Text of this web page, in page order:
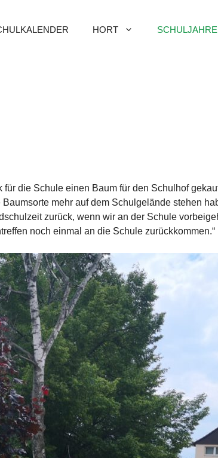
HORT SCHULJAHRE
die Schule einen Baum für den Schulhof
mehr auf dem Schulgelände stehen
zurück, wenn wir an der Schule
noch einmal an die Schule zurückkommen.“